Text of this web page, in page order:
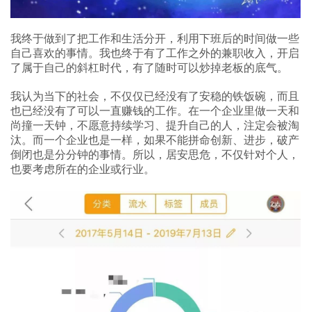
我终于做到了把工作和生活分开，利用下班后的时间做一些
自己喜欢的事情。我也终于有了工作之外的兼职收入，开启
了属于自己的斜杠时代，有了随时可以炒掉老板的底气。
我认为当下的社会，不仅仅已经没有了安稳的铁饭碗，而且
也已经没有了可以一直赚钱的工作。在一个企业里做一天和
尚撞一天钟，不愿意持续学习、提升自己的人，注定会被淘
汰。而一个企业也是一样，如果不能拼命创新、进步，破产
倒闭也是分分钟的事情。所以，居安思危，不仅针对个人，
也要考虑所在的企业或行业。